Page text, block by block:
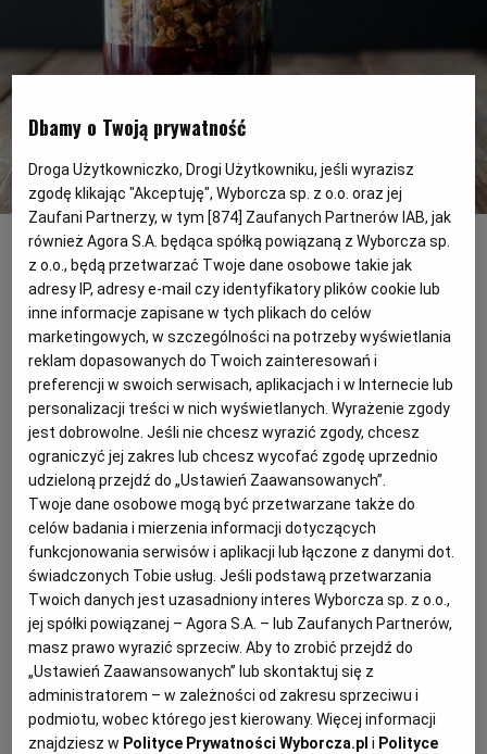
NAPOJE
SAŁATKI
MAKARONY
DRÓB
MIĘSA
RYBY
PRZEKĄSKI
DOMOWE PRZETWORY
SOST, DIPY I INNE DODATKI
DOMOWE PRZYJĘCIE
GRILL
KUCHNIA CHIŃSKA
KUCHNIA TAJSKA
KUCHNIA GRECKA
KUCHNIA PORTUGALSKA
KUCHNIA FRANCUSKA
KUCHNIA AMERYKAŃSKA
KUCHNIA POLSKA
KUCHNIA MEKSYKAŃSKA
KUCHNIA INDYJSKA
KUCHNIA HISZPAŃSKA
KUCHNIA NIEMIECKA
ZAKUPY
SPRZĘT KUCHENNY
FIT PRZEPISY
WEGE
WEGAN
BEZ GLUTENU
PODRÓŻE KULINARNE
HISTORIE KULINARNE
FELIETONY KULINARNE
KSIĄŻKI KULINARNE
SZEF KUCHNI
NASZE SERWISY
SERWISY LOKALNE
BIAŁYSTOK
BIELSKO-BIAŁA
BYDGOSZCZ
CZĘSTOCHOWA
ELBLĄG
GLIWICE
GORZÓW WIELKOPOLSKI
KALISZ
KATOWICE
WYBORCZA.PL
MAGAZYNY
DUŻY FORMAT
WOLNA SOBOTA
ALE HISTORIA
WYBORCZA TV I VOD
TYLKO ZDROWIE
KSIĄŻKI. MAGAZYN DO CZYTANIA
NASZA EUROPA
WYBORCZA CLASSIC
WYBORCZA.BIZ
WYSOKIE OBCASY
BIQDATA
JUTRONAUCI
ARCHIWUM
INNE SERWISY
Przepis na szybką przekąskę ze skyrem, dżemem i orzechami(Fot.
Shutterstock)
Szybkie i zdrowe posiłki to nasza
specjalność. Czasami po prostu zaskakuje
nas weekend i pusta lodówka, a my
jesteśmy głodni. Mamy ochotę złapać coś
niedużego, żeby potem wrócić do swoich
obowiązków, albo iść na zakupy i
uzupełnić zapasy. Polecamy przed
wyjściem zjeść szybką przekąskę ze
skyrem, dżemem i orzechami. Nie
polecamy chodzenia do sklepu na
głodniaka. To zwiększa ryzyko kupienia
czegoś "to go" w sklepie i przekroczenia
naszego zapotrzebowania kalorycznego i
spowolnienia odchudzania.
Dbamy o Twoją prywatność
Droga Użytkowniczko, Drogi Użytkowniku, jeśli wyrazisz
zgodę klikając "Akceptuję", Wyborcza sp. z o.o. oraz jej
Zaufani Partnerzy, w tym [874] Zaufanych Partnerów IAB, jak
również Agora S.A. będąca spółką powiązaną z Wyborcza sp.
z o.o., będą przetwarzać Twoje dane osobowe takie jak
adresy IP, adresy e-mail czy identyfikatory plików cookie lub
inne informacje zapisane w tych plikach do celów
marketingowych, w szczególności na potrzeby wyświetlania
reklam dopasowanych do Twoich zainteresowań i
preferencji w swoich serwisach, aplikacjach i w Internecie lub
personalizacji treści w nich wyświetlanych. Wyrażenie zgody
jest dobrowolne. Jeśli nie chcesz wyrazić zgody, chcesz
ograniczyć jej zakres lub chcesz wycofać zgodę uprzednio
udzieloną przejdź do „Ustawień Zaawansowanych”.
Twoje dane osobowe mogą być przetwarzane także do
celów badania i mierzenia informacji dotyczących
funkcjonowania serwisów i aplikacji lub łączone z danymi dot.
świadczonych Tobie usług. Jeśli podstawą przetwarzania
Twoich danych jest uzasadniony interes Wyborcza sp. z o.o.,
jej spółki powiązanej – Agora S.A. – lub Zaufanych Partnerów,
masz prawo wyrazić sprzeciw. Aby to zrobić przejdź do
„Ustawień Zaawansowanych” lub skontaktuj się z
administratorem – w zależności od zakresu sprzeciwu i
podmiotu, wobec którego jest kierowany. Więcej informacji
znajdziesz w Polityce Prywatności Wyborcza.pl i Polityce